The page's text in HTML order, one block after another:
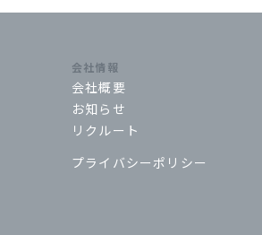
会社情報
会社概要
お知らせ
リクルート
プライバシーポリシー